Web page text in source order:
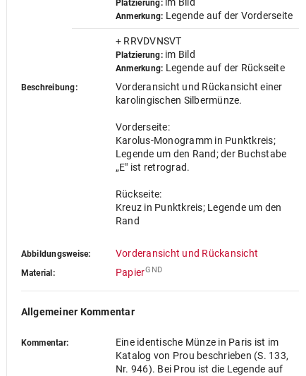
Platzierung:
Anmerkung: Legende auf der Vorderseite
+ RRVDVNSVT
Platzierung:im Bild
Anmerkung: Legende auf der Rückseite
Beschreibung:
Vorderansicht und Rückansicht einer
karolingischen Silbermünze.
Vorderseite:
Karolus-Monogramm in Punktkreis;
Legende um den Rand; der Buchstabe
„E" ist retrograd.
Rückseite:
Kreuz in Punktkreis; Legende um den
Rand
Abbildungsweise: Vorderansicht und Rückansicht
Material: PapierGND
Allgemeiner Kommentar
Kommentar:
Eine identische Münze in Paris ist im
Katalog von Prou beschrieben (S. 133,
Nr. 946). Bei Prou ist die Legende auf